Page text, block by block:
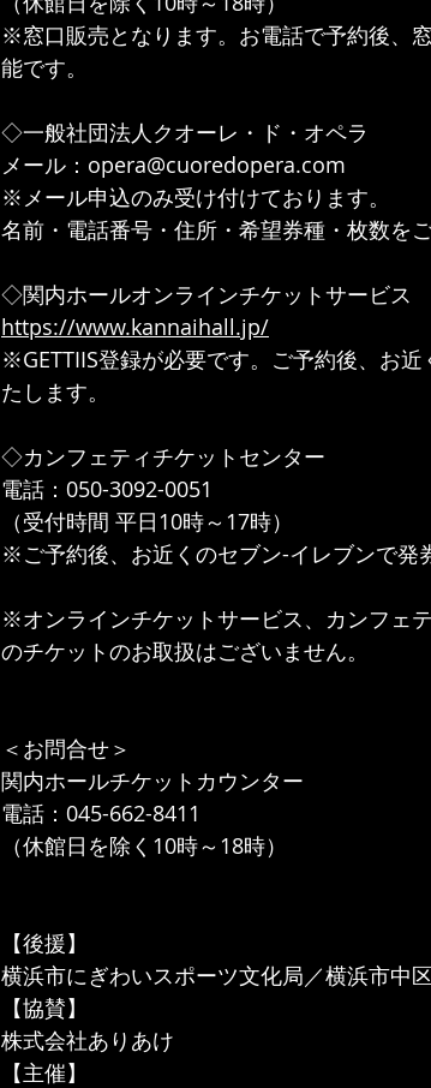
※窓口販売となります。お電話で予約後、
能です。
◇一般社団法人クオーレ・ド・オペラ
メール：opera@cuoredopera.com
※メール申込のみ受け付けております。
名前・電話番号・住所・希望券種・枚数をご
◇関内ホールオンラインチケットサービス
https://www.kannaihall.jp/
※GETTIIS登録が必要です。ご予約後、お
たします。
◇カンフェティチケットセンター
電話：050-3092-0051
（受付時間 平日10時～17時）
※ご予約後、お近くのセブン-イレブンで発
※オンラインチケットサービス、カンフェ
のチケットのお取扱はございません。
＜お問合せ＞
関内ホールチケットカウンター
電話：045-662-8411
（休館日を除く10時～18時）
【後援】
横浜市にぎわいスポーツ文化局／横浜市中
【協賛】
株式会社ありあけ
【主催】